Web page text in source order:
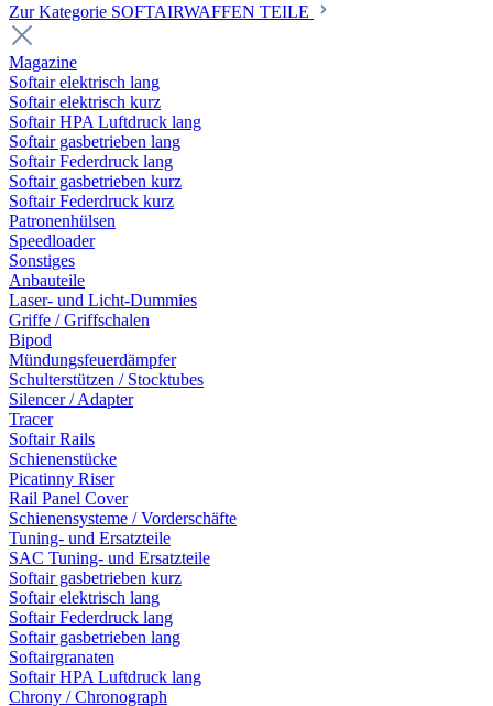
Zur Kategorie SOFTAIRWAFFEN TEILE
Magazine
Softair elektrisch lang
Softair elektrisch kurz
Softair HPA Luftdruck lang
Softair gasbetrieben lang
Softair Federdruck lang
Softair gasbetrieben kurz
Softair Federdruck kurz
Patronenhülsen
Speedloader
Sonstiges
Anbauteile
Laser- und Licht-Dummies
Griffe / Griffschalen
Bipod
Mündungsfeuerdämpfer
Schulterstützen / Stocktubes
Silencer / Adapter
Tracer
Softair Rails
Schienenstücke
Picatinny Riser
Rail Panel Cover
Schienensysteme / Vorderschäfte
Tuning- und Ersatzteile
SAC Tuning- und Ersatzteile
Softair gasbetrieben kurz
Softair elektrisch lang
Softair Federdruck lang
Softair gasbetrieben lang
Softairgranaten
Softair HPA Luftdruck lang
Chrony / Chronograph